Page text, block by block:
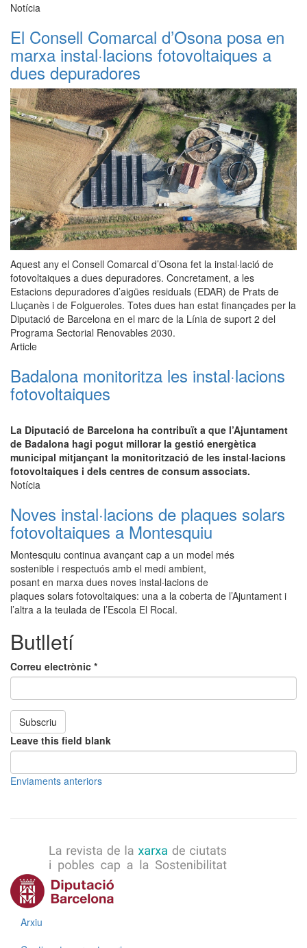
Notícia
El Consell Comarcal d’Osona posa en
marxa instal·lacions fotovoltaiques a
dues depuradores
Aquest any el Consell Comarcal d’Osona fet la instal·lació de
fotovoltaiques a dues depuradores. Concretament, a les
Estacions depuradores d’aigües residuals (EDAR) de Prats de
Lluçanès i de Folgueroles. Totes dues han estat finançades per la
Diputació de Barcelona en el marc de la Línia de suport 2 del
Programa Sectorial Renovables 2030.
Article
Badalona monitoritza les instal·lacions
fotovoltaiques
La Diputació de Barcelona ha contribuït a que l’Ajuntament
de Badalona hagi pogut millorar la gestió energètica
municipal mitjançant la monitorització de les instal·lacions
fotovoltaiques i dels centres de consum associats.
Notícia
Noves instal·lacions de plaques solars
fotovoltaiques a Montesquiu
Montesquiu continua avançant cap a un model més
sostenible i respectuós amb el medi ambient,
posant en marxa dues noves instal·lacions de
plaques solars fotovoltaiques: una a la coberta de l’Ajuntament i
l’altra a la teulada de l’Escola El Rocal.
Butlletí
Correu electrònic *
Subscriu
Leave this field blank
Enviaments anteriors
Menú
Arxiu